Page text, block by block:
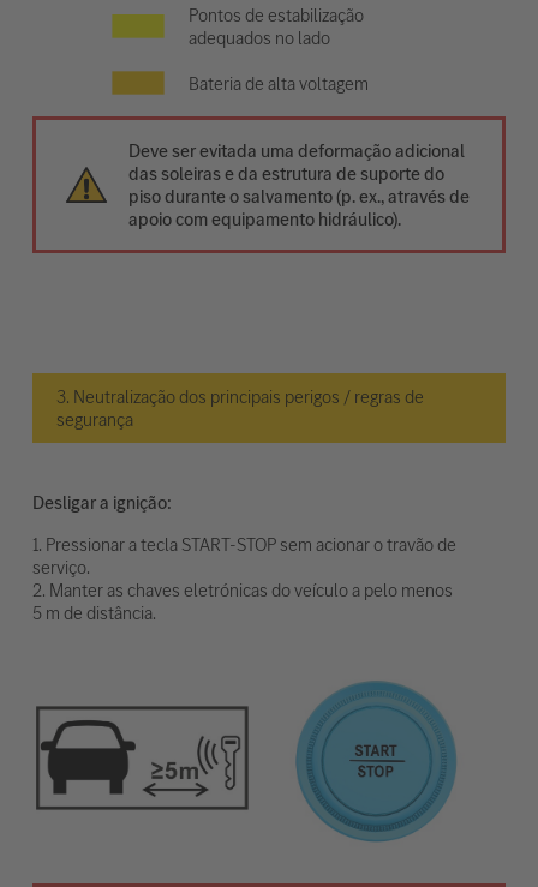
Pontos de estabilização
adequados no lado
Bateria de alta voltagem
Deve ser evitada uma deformação adicional
das soleiras e da estrutura de suporte do
piso durante o salvamento (p. ex., através de
apoio com equipamento hidráulico).
3. Neutralização dos principais perigos / regras de
segurança
Desligar a ignição:
1. Pressionar a tecla START-STOP sem acionar o travão de
serviço.
2. Manter as chaves eletrónicas do veículo a pelo menos
5 m de distância.